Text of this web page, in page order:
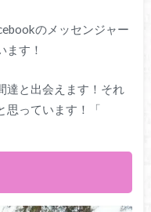
のメッセンジャー
ます！
達と出会えます！それ
思っています！「